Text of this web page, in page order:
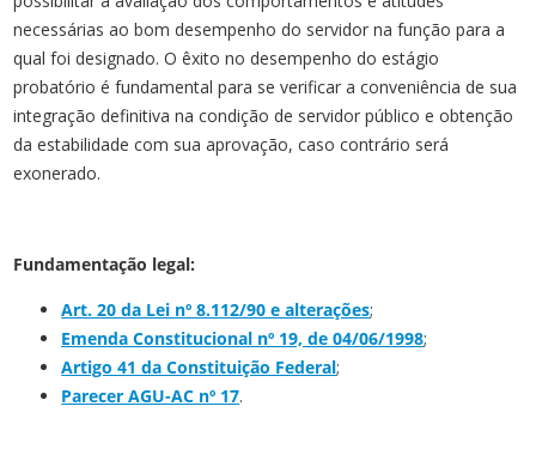
necessárias ao bom desempenho do servidor na função para a
qual foi designado. O êxito no desempenho do estágio
probatório é fundamental para se verificar a conveniência de sua
integração definitiva na condição de servidor público e obtenção
da estabilidade com sua aprovação, caso contrário será
exonerado.
Fundamentação legal:
Art. 20 da Lei nº 8.112/90 e alterações;
Emenda Constitucional nº 19, de 04/06/1998;
Artigo 41 da Constituição Federal;
Parecer AGU-AC nº 17.